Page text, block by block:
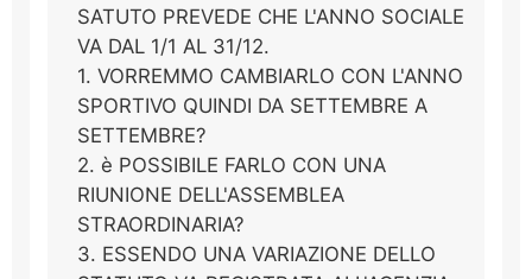
SATUTO PREVEDE CHE L'ANNO SOCIALE
VA DAL 1/1 AL 31/12.
1. VORREMMO CAMBIARLO CON L'ANNO
SPORTIVO QUINDI DA SETTEMBRE A
SETTEMBRE?
2. è POSSIBILE FARLO CON UNA
RIUNIONE DELL'ASSEMBLEA
STRAORDINARIA?
3. ESSENDO UNA VARIAZIONE DELLO